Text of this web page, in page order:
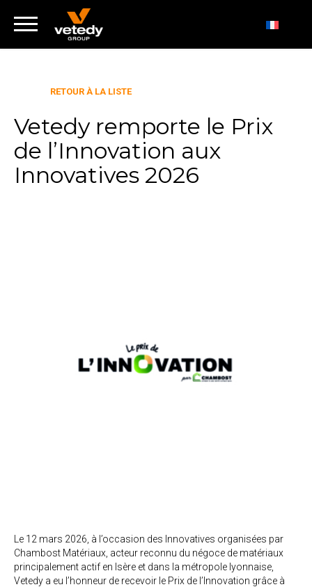
RETOUR À LA LISTE
Vetedy remporte le Prix
de l’Innovation aux
Innovatives 2026
Le 12 mars 2026, à l’occasion des Innovatives organisées par
Chambost Matériaux, acteur reconnu du négoce de matériaux
principalement actif en Isère et dans la métropole lyonnaise,
Vetedy a eu l’honneur de recevoir le Prix de l’Innovation grâce à